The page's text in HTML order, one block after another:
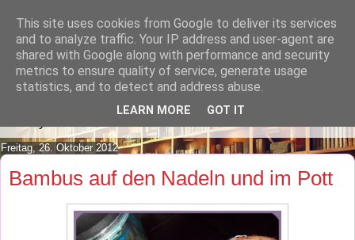
Lilafusselfee lädt Dich in ihr
Wohnzimmer ein.
Mach es Dir doch gemütlich und lies ein wenig über meine
Freitag, 26. Oktober 2012
Bambus auf den Nadeln und im Pott
This site uses cookies from Google to deliver its services
and to analyze traffic. Your IP address and user-agent are
shared with Google along with performance and security
metrics to ensure quality of service, generate usage
statistics, and to detect and address abuse.
LEARN MORE GOT IT